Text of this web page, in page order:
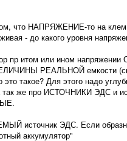
что НАПРЯЖЕНИЕ-то на
- до какого уровня
пр итом или ином
РЕАЛЬНОЙ емкости
такое? Для этого надо
же про ИСТОЧНИКИ ЭДС и
источник ЭДС. Если
аккумулятор"